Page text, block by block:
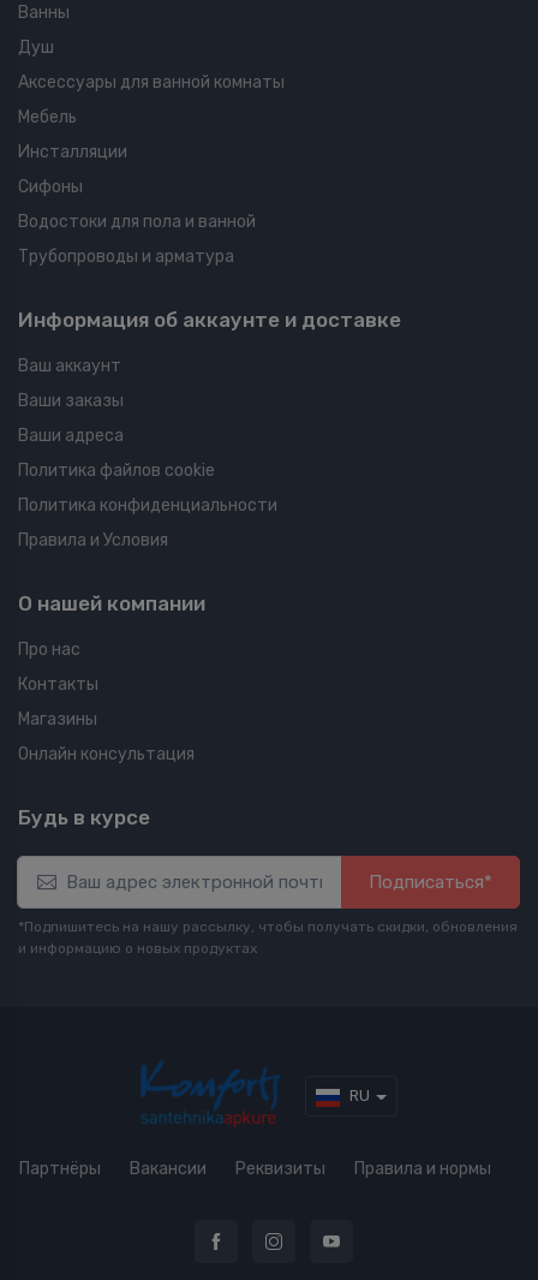
Ванны
Душ
Аксессуары для ванной комнаты
Мебель
Инсталляции
Сифоны
Водостоки для пола и ванной
Трубопроводы и арматура
Информация об аккаунте и доставке
Ваш аккаунт
Ваши заказы
Ваши адреса
Политика файлов cookie
Политика конфиденциальности
Правила и Условия
О нашей компании
Про нас
Контакты
Магазины
Онлайн консультация
Будь в курсе
Подписаться*
*Подпишитесь на нашу рассылку, чтобы получать скидки, обновления
и информацию о новых продуктах
RU
Партнёры Вакансии Реквизиты Правила и нормы